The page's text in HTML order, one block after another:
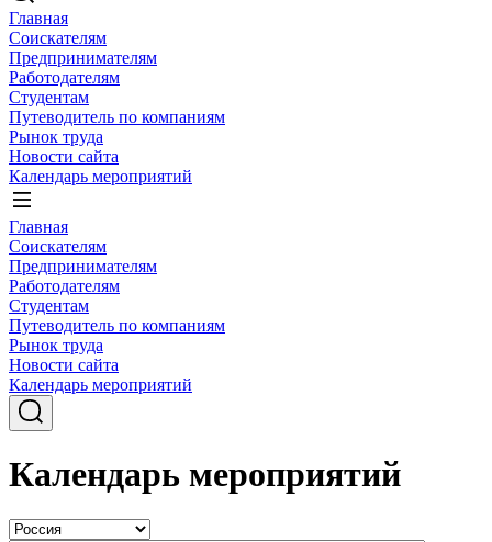
Главная
Соискателям
Предпринимателям
Работодателям
Студентам
Путеводитель по компаниям
Рынок труда
Новости сайта
Календарь мероприятий
Главная
Соискателям
Предпринимателям
Работодателям
Студентам
Путеводитель по компаниям
Рынок труда
Новости сайта
Календарь мероприятий
Календарь мероприятий